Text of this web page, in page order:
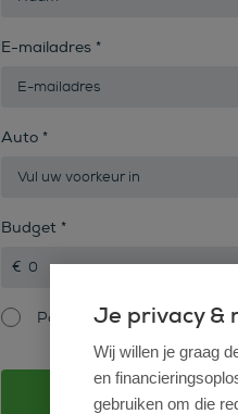
E-mailadres *
Auto *
Budget *
Particulier
of
Je privacy &
Wij willen je graag
en
gebruiken om die